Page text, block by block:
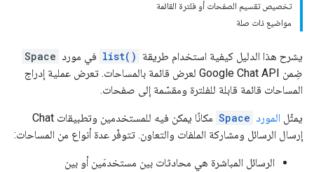
تخصيص تقسيم الصفحات أو فلترة القائمة
مواضيع ذات صلة
يشرح هذا الدليل كيفية استخدام طريقة list() في مورد Space
ضِمن Google Chat API لعرض قائمة بالمساحات. تعرض عملية إدراج
المساحات قائمة قابلة للفلترة ومقسّمة إلى صفحات.
يمثّل المورد Space
مكانًا يمكن فيه للمستخدمين وتطبيقات Chat
إرسال الرسائل ومشاركة الملفات والتعاون. تتوفّر عدة أنواع من المساحات:
الرسائل المباشرة هي محادثات بين مستخدمَين أو بين